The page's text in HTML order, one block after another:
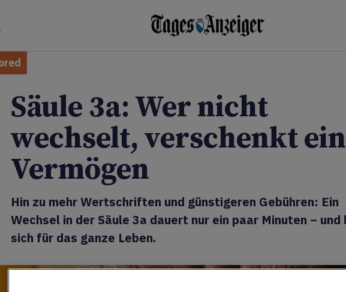
Säule 3a: Wer nicht
wechselt, verschenkt ein
Vermögen
Hin zu mehr Wertschriften und günstigeren Gebühren: Ein
Wechsel in der Säule 3a dauert nur ein paar Minuten – und
sich für das ganze Leben.